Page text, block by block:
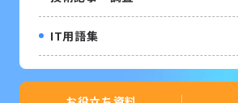
IT用語集